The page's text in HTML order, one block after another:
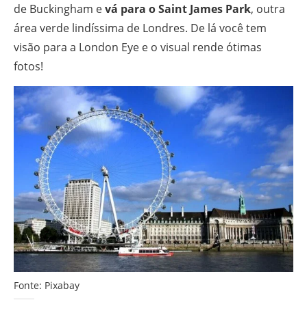
de Buckingham evá para o Saint James Park, outra
área verde lindíssima de Londres. De lá você tem
visão para a London Eye e o visual rende ótimas
fotos!
Fonte: Pixabay